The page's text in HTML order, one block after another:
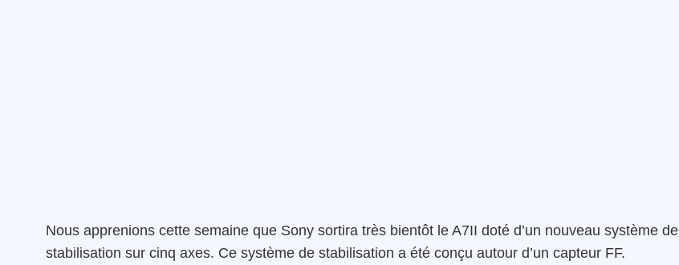
Nous apprenions cette semaine que Sony sortira très bientôt le A7II doté d’un nouveau système de
stabilisation sur cinq axes. Ce système de stabilisation a été conçu autour d’un capteur FF.